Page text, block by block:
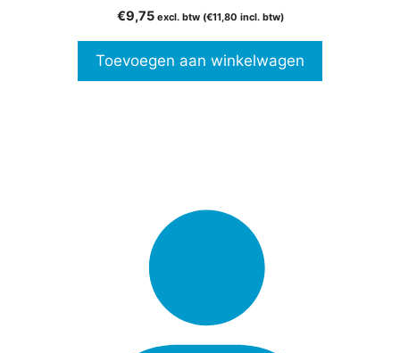
v
5
€9,75 excl. btw (€11,80 incl. btw)
Toevoegen aan winkelwagen